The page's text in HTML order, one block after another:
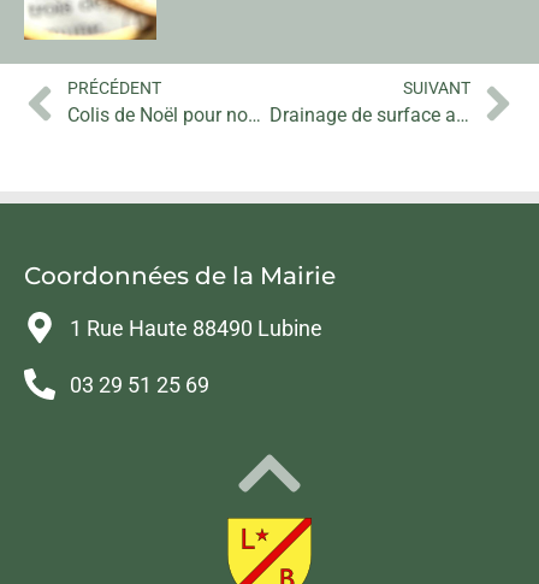
PRÉCÉDENT
Colis de Noël pour nos ainés
SUIVANT
Drainage de surface au parc
Coordonnées de la Mairie
1 Rue Haute 88490 Lubine
03 29 51 25 69